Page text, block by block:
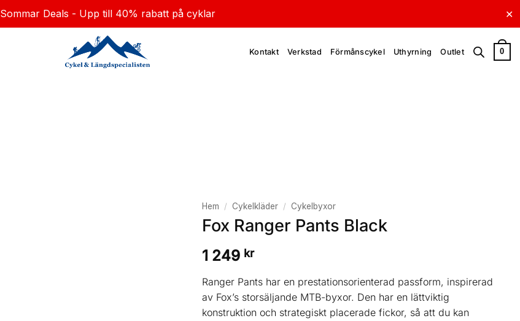
Sommar Deals - Upp till 40% rabatt på cyklar ✕
Kontakt Verkstad Förmånscykel Uthyrning Outlet 0
Hem / Cykelkläder / Cykelbyxor
Fox Ranger Pants Black
1 249 kr
Ranger Pants har en prestationsorienterad passform, inspirerad
av Fox’s storsäljande MTB-byxor. Den har en lättviktig
konstruktion och strategiskt placerade fickor, så att du kan